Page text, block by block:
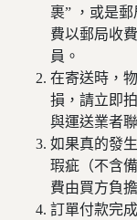
裹” ，或是
費以郵局收
員。
在寄送時，
損，請立即
與運送業者
如果真的發
瑕疵（不含
費由買方負擔
訂單付款完